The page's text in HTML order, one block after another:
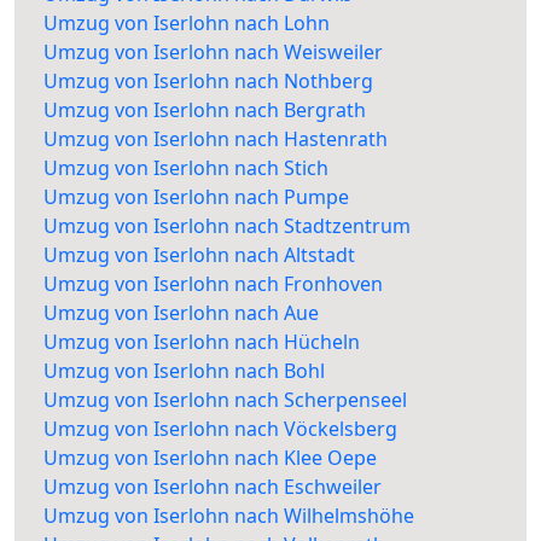
Umzug von Iserlohn nach Lohn
Umzug von Iserlohn nach Weisweiler
Umzug von Iserlohn nach Nothberg
Umzug von Iserlohn nach Bergrath
Umzug von Iserlohn nach Hastenrath
Umzug von Iserlohn nach Stich
Umzug von Iserlohn nach Pumpe
Umzug von Iserlohn nach Stadtzentrum
Umzug von Iserlohn nach Altstadt
Umzug von Iserlohn nach Fronhoven
Umzug von Iserlohn nach Aue
Umzug von Iserlohn nach Hücheln
Umzug von Iserlohn nach Bohl
Umzug von Iserlohn nach Scherpenseel
Umzug von Iserlohn nach Vöckelsberg
Umzug von Iserlohn nach Klee Oepe
Umzug von Iserlohn nach Eschweiler
Umzug von Iserlohn nach Wilhelmshöhe